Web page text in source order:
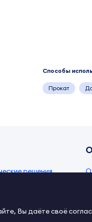
Способы
Прокат
решения О
Вы даёте своё